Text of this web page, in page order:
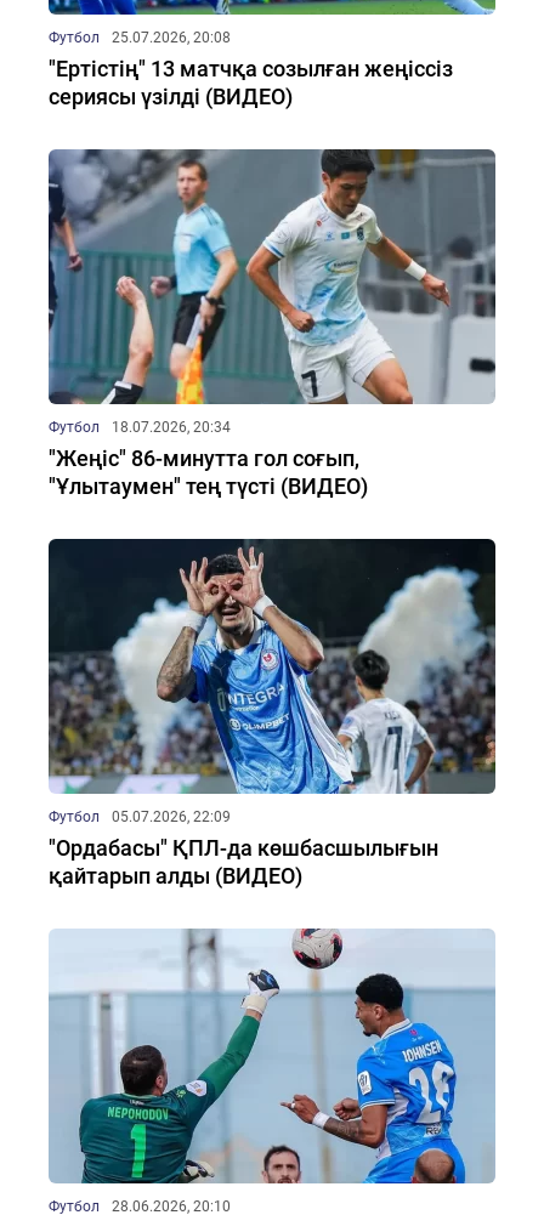
Футбол 25.07.2026, 20:08
"Ертістің" 13 матчқа созылған жеңіссіз
сериясы үзілді (ВИДЕО)
Футбол 18.07.2026, 20:34
"Жеңіс" 86-минутта гол соғып,
"Ұлытаумен" тең түсті (ВИДЕО)
Футбол 05.07.2026, 22:09
"Ордабасы" ҚПЛ-да көшбасшылығын
қайтарып алды (ВИДЕО)
Футбол 28.06.2026, 20:10